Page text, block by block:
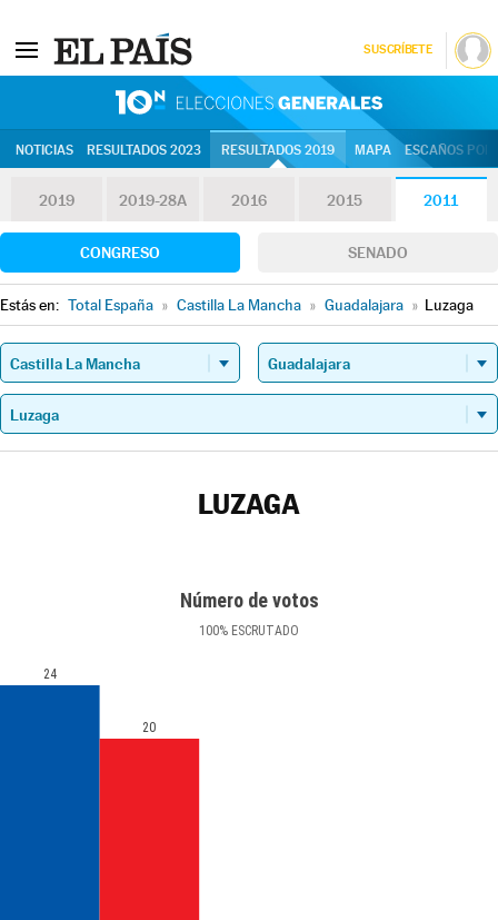
SUSCRÍBETE
NOTICIAS RESULTADOS 2023 RESULTADOS 2019 MAPA ESCAÑOS
2019 2019-28A 2016 2015 2011
CONGRESO SENADO
Estás en: Total España » Castilla La Mancha » Guadalajara » Luzaga
LUZAGA
Número de votos
100% ESCRUTADO
24
20